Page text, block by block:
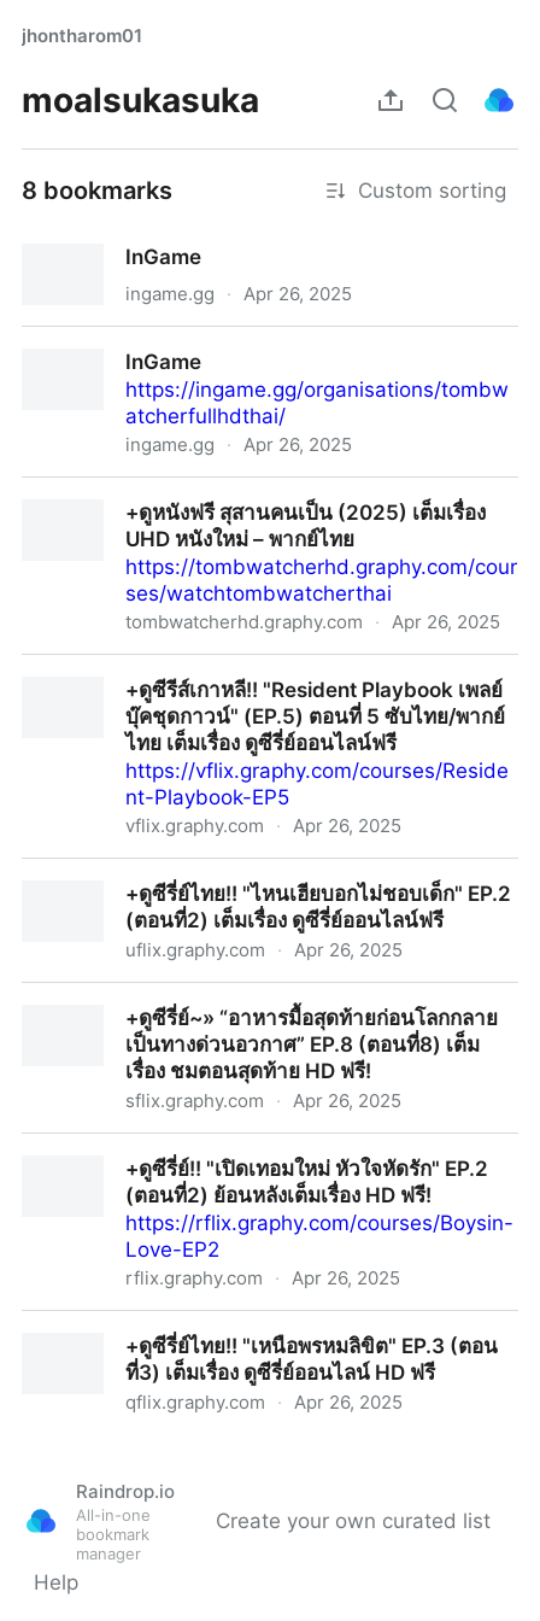
jhontharom01
moalsukasuka
8 bookmarks Custom sorting
InGame
ingame.gg · Apr 26, 2025
InGame
https://ingame.gg/organisations/tombw
atcherfullhdthai/
ingame.gg · Apr 26, 2025
+ดูหนังฟรี สุสานคนเป็น (2025) เต็มเรื่อง
UHD หนังใหม่ – พากย์ไทย
https://tombwatcherhd.graphy.com/cour
ses/watchtombwatcherthai
tombwatcherhd.graphy.com · Apr 26, 2025
+ดูซีรีส์เกาหลี!! "Resident Playbook เพลย์
บุ๊คชุดกาวน์" (EP.5) ตอนที่ 5 ซับไทย/พากย์
ไทย เต็มเรื่อง ดูซีรี่ย์ออนไลน์ฟรี
https://vflix.graphy.com/courses/Reside
nt-Playbook-EP5
vflix.graphy.com · Apr 26, 2025
(EP.5) ตอนที่ 5 ซับไทย/พากย์ไทย เต็มเรื่อง ดูซีรี่ย์ออนไลน์
+ดูซีรี่ย์ไทย!! "ไหนเฮียบอกไม่ชอบเด็ก" EP.2
(ตอนที่2) เต็มเรื่อง ดูซีรี่ย์ออนไลน์ฟรี
uflix.graphy.com · Apr 26, 2025
+ดูซีรี่ย์ไทย!! "ไหนเฮียบอกไม่ชอบเด็ก" EP.2 (ตอนที่2) เต็ม
เรื่อง ดูซีรี่ย์ออนไลน์ฟรี+ดูซีรี่ย์~» “อาหารมื้อสุดท้ายก่อนโลกกลาย
เป็นทางด่วนอวกาศ” EP.8 (ตอนที่8) เต็ม
เรื่อง ชมตอนสุดท้าย HD ฟรี!
sflix.graphy.com · Apr 26, 2025
อวกาศ” EP.8 (ตอนที่8) เต็มเรื่อง ชมตอนสุดท้าย HD ฟรี!
+ดูซีรี่ย์!! "เปิดเทอมใหม่ หัวใจหัดรัก" EP.2
(ตอนที่2) ย้อนหลังเต็มเรื่อง HD ฟรี!
https://rflix.graphy.com/courses/Boysin-
Love-EP2
rflix.graphy.com · Apr 26, 2025
หลังเต็มเรื่อง HD ฟรี!+ดูซีรี่ย์ไทย!! "เหนือพรหมลิขิต" EP.3 (ตอน
ที่3) เต็มเรื่อง ดูซีรี่ย์ออนไลน์ HD ฟรี
qflix.graphy.com · Apr 26, 2025
Raindrop.io
All-in-one
bookmark
manager
Create your own curated list
Help